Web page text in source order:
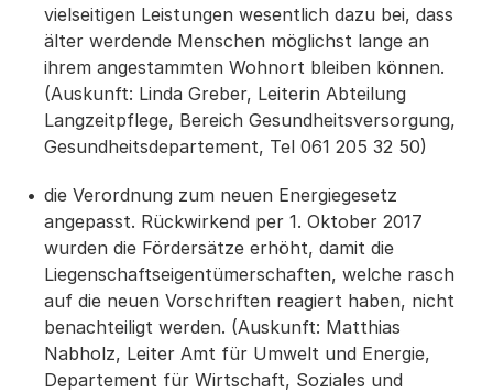
vielseitigen Leistungen wesentlich dazu bei, dass
älter werdende Menschen möglichst lange an
ihrem angestammten Wohnort bleiben können.
(Auskunft: Linda Greber, Leiterin Abteilung
Langzeitpflege, Bereich Gesundheitsversorgung,
Gesundheitsdepartement, Tel 061 205 32 50)
die Verordnung zum neuen Energiegesetz
angepasst. Rückwirkend per 1. Oktober 2017
wurden die Fördersätze erhöht, damit die
Liegenschaftseigentümerschaften, welche rasch
auf die neuen Vorschriften reagiert haben, nicht
benachteiligt werden. (Auskunft: Matthias
Nabholz, Leiter Amt für Umwelt und Energie,
Departement für Wirtschaft, Soziales und